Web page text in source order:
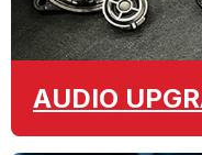
AUDIO